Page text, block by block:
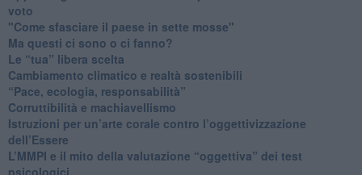
voto
"Come sfasciare il paese in sette mosse"
​Ma questi ci sono o ci fanno?
​Le “tua” libera scelta
Cambiamento climatico e realtà sostenibili
“Pace, ecologia, responsabilità”
​Corruttibilità e machiavellismo
Istruzioni per un’arte corale contro l’oggettivizzazione
dell’Essere
​L’MMPI e il mito della valutazione “oggettiva” dei test
psicologici